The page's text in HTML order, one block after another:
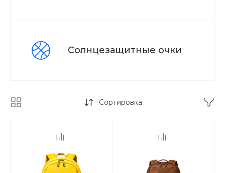
Солнцезащитные очки
Сортировка